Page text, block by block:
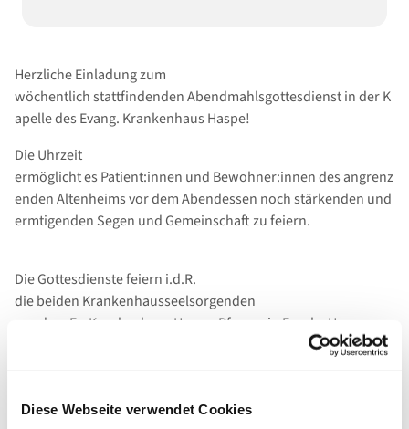
Diese Webseite verwendet Cookies
Herzliche Einladung zum
wöchentlich stattfindenden Abendmahlsgottesdienst in der K
apelle des Evang. Krankenhaus Haspe!
Die Uhrzeit
ermöglicht es Patient:innen und Bewohner:innen des angrenz
enden Altenheims vor dem Abendessen noch stärkenden und
ermtigenden Segen und Gemeinschaft zu feiern.
Die Gottesdienste feiern i.d.R.
die beiden Krankenhausseelsorgenden
aus dem Ev. Krankenhaus Haspe, Pfrarrerin Frauke Hayungs
und dem Allgemeinen Krankenhaus Hagen, Pfarrer Jürgen
Krullmann, mit Ihnen.